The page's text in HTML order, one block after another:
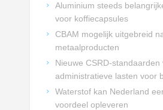
Aluminium steeds
voor koffiecapsules
CBAM mogelijk uitgebreid
metaalproducten
Nieuwe CSRD-standaarden
administratieve lasten voor
Waterstof kan Nederland
voordeel opleveren